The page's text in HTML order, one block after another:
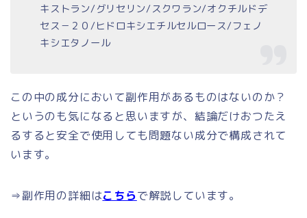
キストラン/グリセリン/スクワラン/オクチルドデ
セス－２０/ヒドロキシエチルセルロース/フェノ
キシエタノール
この中の成分において副作用があるものはないのか？
というのも気になると思いますが、結論だけおつたえ
るすると安全で使用しても問題ない成分で構成されて
います。
⇒副作用の詳細はこちらで解説しています。